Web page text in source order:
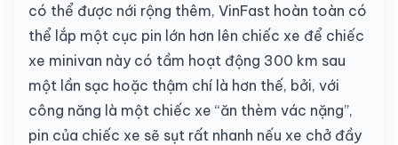
có thể được nới rộng thêm, VinFast hoàn toàn có
thể lắp một cục pin lớn hơn lên chiếc xe để chiếc
xe minivan này có tầm hoạt động 300 km sau
một lần sạc hoặc thậm chí là hơn thế, bởi, với
công năng là một chiếc xe “ăn thèm vác nặng”,
pin của chiếc xe sẽ sụt rất nhanh nếu xe chở đầy